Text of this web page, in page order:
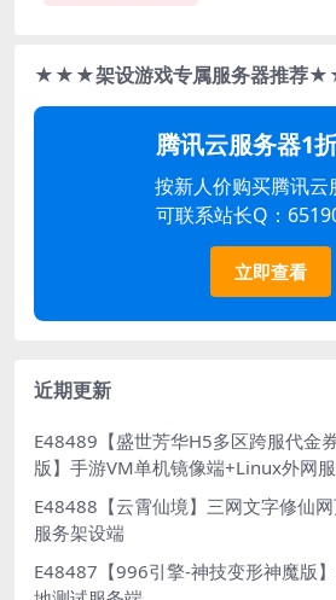
★★★架设游戏专属服务器推荐
腾讯云服务器1
按新人价购买腾讯云
可联系站长Q：
立即查看
近期更新
E48489【盛世芳华H5多区跨服代金
版】手游VM单机镜像端+Linux外网
E48488【云霄仙境】三网文字修仙
服务架设端
E48487【996引擎-神技变形神魔版